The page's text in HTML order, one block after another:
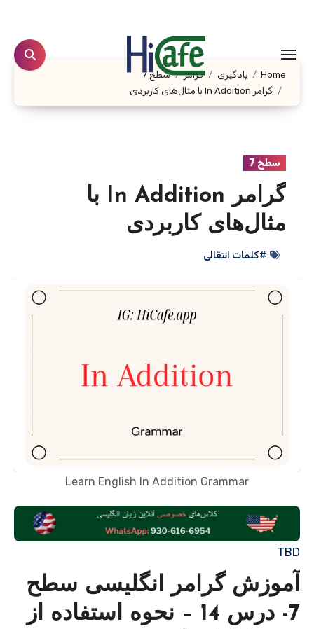
content
Home یادگیری گرامر
سطح 7
گرامر In Addition با مثال‌های کاربردی
سطح 7
گرامر In Addition با
مثال‌های کاربردی
#کلمات انتقالی
Learn English In Addition Grammar
TBD
آموزش گرامر انگلیسی سطح
7- درس 14 – نحوه استفاده از